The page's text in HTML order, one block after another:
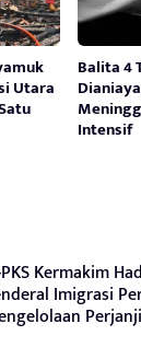
Utara
Balita 4
Intensif
PKS Kermakim
Imigrasi